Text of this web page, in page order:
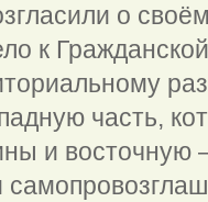
о
к
часть,
и восточную